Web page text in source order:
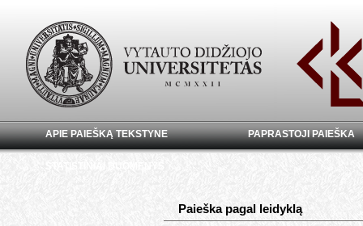
APIE PAIEŠKĄ TEKSTYNE PAPRASTOJI PAIEŠKA
Paieška pagal leidyklą